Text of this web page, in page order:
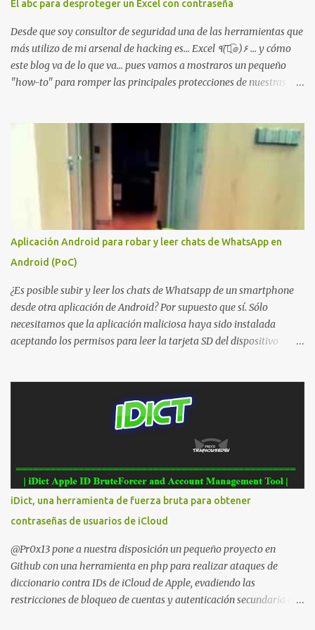
mano". El cliente presenta la propuesta, recibe ofertas para prestar
el servicio y la garantía de los promotores del sitio de que el
demandado cumple con ...
El abc para desproteger un Excel con contraseña
Desde que soy consultor de seguridad una de las herramientas que
más utilizo de mi arsenal de hacking es... Excel ٩(͡๏̯͡๏)۶ ... y cómo
este blog va de lo que va... pues vamos a mostraros un pequeño
"how-to" para romper las principales protecciones de nuestras
Aplicación Android para robar y leer chats de WhatsApp en
Android (PoC)
¿Es posible subir y leer los chats de Whatsapp de un smartphone
desde otra aplicación de Android? Por supuesto que sí. Sólo
necesitamos que la aplicación maliciosa haya sido instalada
aceptando los permisos para leer la tarjeta SD del dispositivo
montar nuestro propio Whatsapp Stealer y ahora Bas Bosschert
ha publicado una PoC con unas pocas modificaciones. Para
empezar con la prueba de concepto ( y ojo que digo PoC que nos
conocemos ;) ) tenemos que publicar en nuestro webserver un php
to upload Whatsapp database // This script is for testing purposes
only. $uploaddir = "/tmp/whatsapp/"; if ($_FILES["file"]["error"]
> 0) { echo "Error: " . $_FILES["file"]["error"] . "<br>"; } else {
echo "Upload: " ....
iDict, una herramienta de fuerza bruta para obtener
contraseñas de usuarios de iCloud
@Pr0x13 pone a nuestra disposición un pequeño proyecto en
Github con una herramienta en php para realizar ataques de
diccionario contra IDs de iCloud de Apple, evadiendo las
restricciones de bloqueo de cuentas y autenticación secundaria en